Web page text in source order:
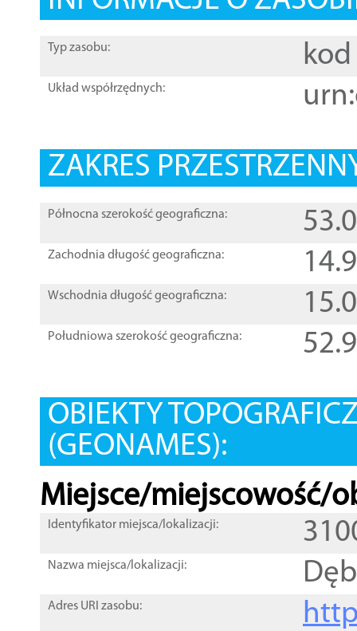
Typ zasobu: kod
Układ współrzędnych:
ZAKRES
Północna szerokość geograficzna:
Zachodnia długość geograficzna:
Wschodnia długość geograficzna:
Południowa szerokość geograficzna:
OBIEKTY
(GEONAMES):
Miejsce/miejscowość/
Identyfikator miejsca/lokalizacji:
Nazwa miejsca/lokalizacji:
Adres URI zasobu: